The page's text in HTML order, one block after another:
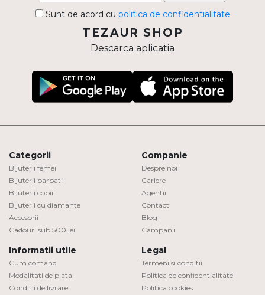
Sunt de acord cu politica de confidentialitate
TEZAUR SHOP
Descarca aplicatia
Categorii
Bijuterii femei
Bijuterii barbati
Bijuterii copii
Bijuterii cu diamante
Accesorii
Cadouri sub 500 lei
Companie
Despre noi
Cariere
Agentii
Contact
Blog
Campanii
Informatii utile
Cum comand
Modalitati de plata
Conditii de livrare
Legal
Termeni si conditii
Politica de confidentialitate
Politica cookies